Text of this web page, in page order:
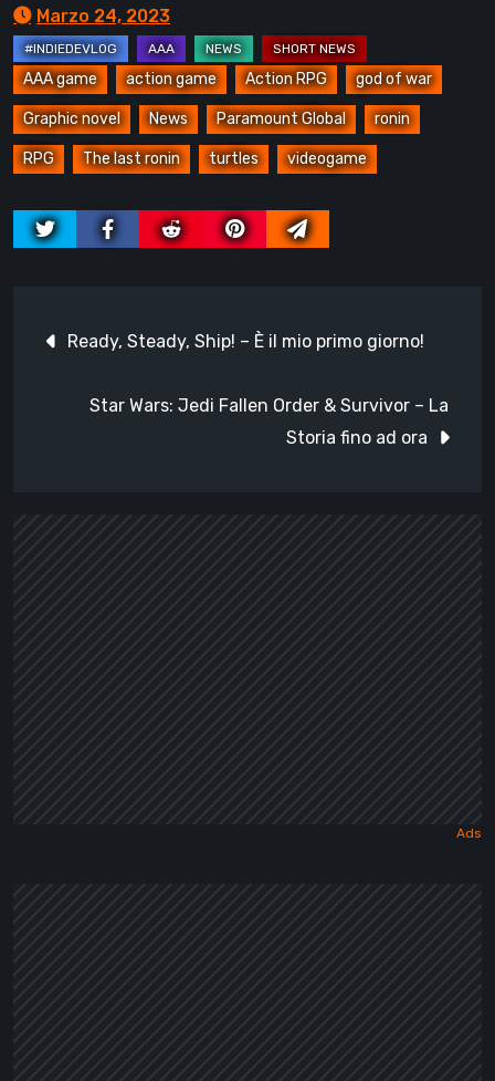
Marzo 24, 2023
AAA game action game Action RPG god of war
Graphic novel News Paramount Global ronin
RPG The last ronin turtles videogame
articoli
Ready, Steady, Ship! – È il mio primo giorno!
Star Wars: Jedi Fallen Order & Survivor – La
Storia fino ad ora